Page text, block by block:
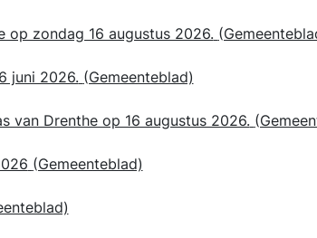
op zondag 16 augustus 2026.
juni 2026. (Gemeenteblad)
van Drenthe op 16 augustus 2026.
(Gemeenteblad)